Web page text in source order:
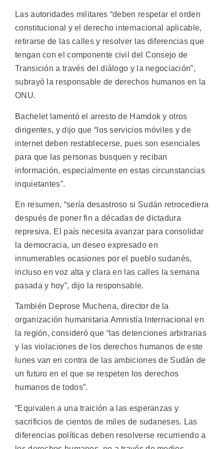
Las autoridades militares “deben respetar el orden
constitucional y el derecho internacional aplicable,
retirarse de las calles y resolver las diferencias que
tengan con el componente civil del Consejo de
Transición a través del diálogo y la negociación”,
subrayó la responsable de derechos humanos en la
ONU.
Bachelet lamentó el arresto de Hamdok y otros
dirigentes, y dijo que “los servicios móviles y de
internet deben restablecerse, pues son esenciales
para que las personas busquen y reciban
información, especialmente en estas circunstancias
inquietantes”.
En resumen, “sería desastroso si Sudán retrocediera
después de poner fin a décadas de dictadura
represiva. El país necesita avanzar para consolidar
la democracia, un deseo expresado en
innumerables ocasiones por el pueblo sudanés,
incluso en voz alta y clara en las calles la semana
pasada y hoy”, dijo la responsable.
También Deprose Muchena, director de la
organización humanitaria Amnistía Internacional en
la región, consideró que “las detenciones arbitrarias
y las violaciones de los derechos humanos de este
lunes van en contra de las ambiciones de Sudán de
un futuro en el que se respeten los derechos
humanos de todos”.
“Equivalen a una traición a las esperanzas y
sacrificios de cientos de miles de sudaneses. Las
diferencias políticas deben resolverse recurriendo a